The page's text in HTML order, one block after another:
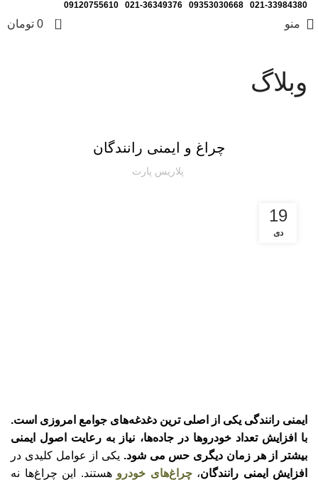
021-33984380
09353030668
021-36349376
09120755610
منو 0
0 تومان
وبلاگ
چراغ و ایمنی رانندگان
پلاریس پارت
19
دی
ایمنی رانندگی یکی از اصلی‌ ترین دغدغه‌های جوامع امروزی است.
با افزایش تعداد خودروها در جاده‌ها، نیاز به رعایت اصول ایمنی
بیشتر از هر زمان دیگری حس می‌ شود. یکی از عوامل کلیدی در
افزایش ایمنی رانندگان،چراغ‌های خودرو هستند. این چراغ‌ها نه